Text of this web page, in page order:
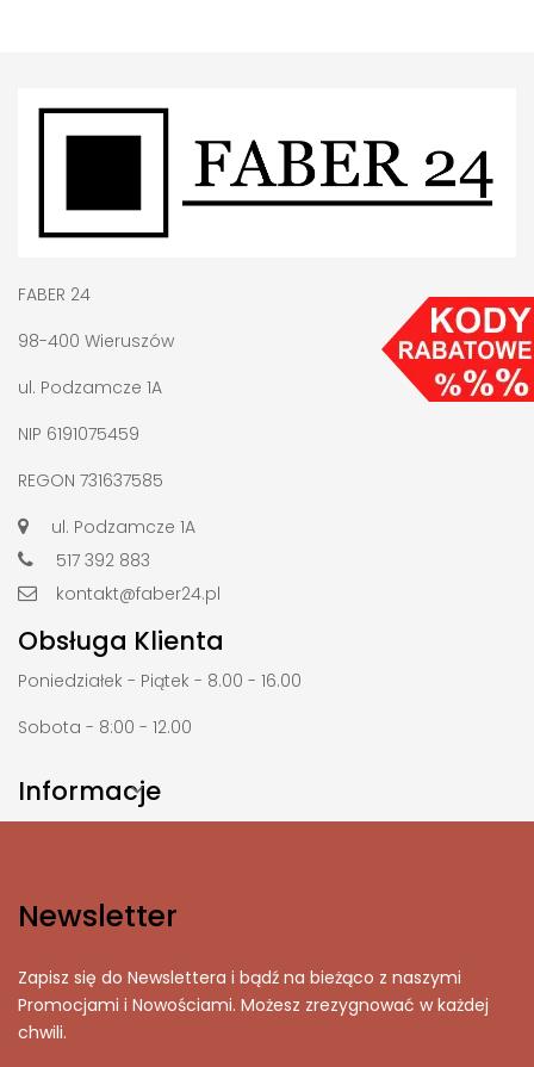
FABER 24
98-400 Wieruszów
ul. Podzamcze 1A
NIP 6191075459
REGON 731637585
ul. Podzamcze 1A
517 392 883
kontakt@faber24.pl
Obsługa Klienta
Poniedziałek - Piątek - 8.00 - 16.00
Sobota - 8:00 - 12.00
Informacje

Newsletter
Zapisz się do Newslettera i bądź na bieżąco z naszymi
Promocjami i Nowościami. Możesz zrezygnować w każdej
chwili.